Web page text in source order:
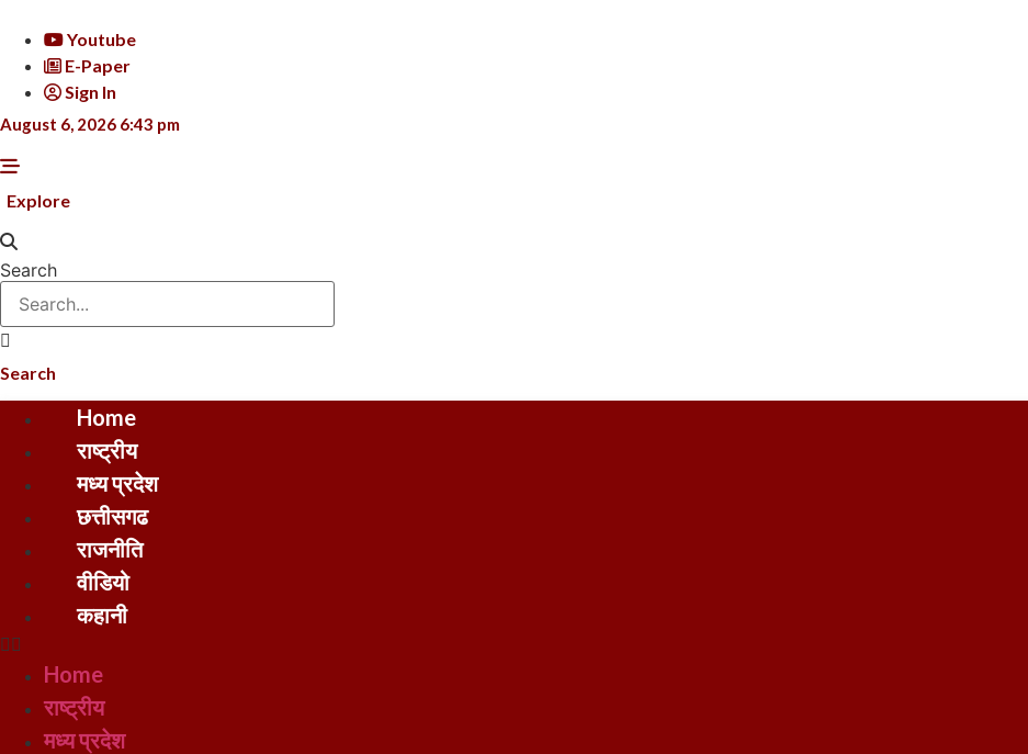
content
Youtube
E-Paper
Sign In
August 6, 2026 6:43 pm
Explore
Search
Search
Home
राष्ट्रीय
मध्य प्रदेश
छत्तीसगढ
राजनीति
वीडियो
कहानी
Home
राष्ट्रीय
मध्य प्रदेश